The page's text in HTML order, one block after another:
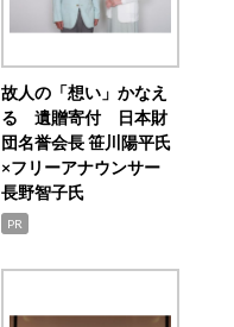
故人の「想い」かなえ
る 遺贈寄付 日本財
団名誉会長 笹川陽平氏
×フリーアナウンサー
長野智子氏
PR